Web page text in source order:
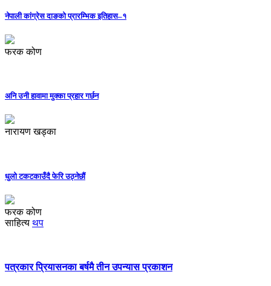
नेपाली कांग्रेस दाङको प्रारम्भिक इतिहास–१
फरक कोण
अनि उनी हावामा मुक्का प्रहार गर्छन
नारायण खड्का
धुलो टकटकाउँदै फेरि उठ्नेछौं
फरक कोण
साहित्य थप
पत्रकार प्रियासनका बर्षमै तीन उपन्यास प्रकाशन